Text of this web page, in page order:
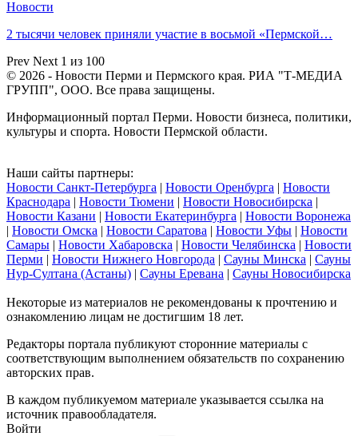
Новости
2 тысячи человек приняли участие в восьмой «Пермской…
Prev Next 1 из 100
© 2026 - Новости Перми и Пермского края. РИА "Т-МЕДИА
ГРУПП", ООО. Все права защищены.
Информационный портал Перми. Новости бизнеса, политики,
культуры и спорта. Новости Пермской области.
Наши сайты партнеры:
Новости Санкт-Петербурга | Новости Оренбурга | Новости
Краснодара | Новости Тюмени | Новости Новосибирска |
Новости Казани | Новости Екатеринбурга | Новости Воронежа
| Новости Омска | Новости Саратова | Новости Уфы | Новости
Самары | Новости Хабаровска | Новости Челябинска | Новости
Перми | Новости Нижнего Новгорода | Сауны Минска | Сауны
Нур-Султана (Астаны) | Сауны Еревана | Сауны Новосибирска
Некоторые из материалов не рекомендованы к прочтению и
ознакомлению лицам не достигшим 18 лет.
Редакторы портала публикуют сторонние материалы с
соответствующим выполнением обязательств по сохранению
авторских прав.
В каждом публикуемом материале указывается ссылка на
источник правообладателя.
Войти